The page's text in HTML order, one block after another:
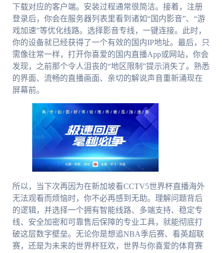
下载对应的客户端。安装过程通常很简洁。接着，注册
登录后，你会在服务器列表里看到诸如“国内影音”、“游
戏加速”等优化线路。选择影音专线，一键连接。此时，
你的设备就已经获得了一个有效的国内IP地址。最后，只
需像往常一样，打开你喜爱的国内直播App或网站，你会
发现，之前那个令人沮丧的“地区限制”提示消失了。熟悉
的界面、流畅的直播画面、亲切的解说声音重新涌现在
屏幕前。
所以，当下次再因为在新加坡看CCTV5世界杯直播海外
无法观看而烦恼时，你不必再感到无助。理解问题背后
的逻辑，并选择一个拥有智能线路、多端支持、稳定专
线、安全加密和可靠售后保障的专业工具，就能彻底打
破这层数字壁垒。无论你是想追NBA季后赛、看英超联
赛，还是为未来的世界杯狂欢，世界与你喜爱的体育赛